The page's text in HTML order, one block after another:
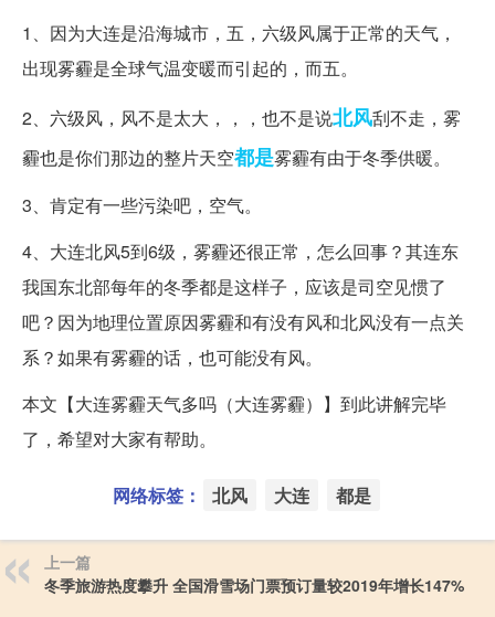
1、因为大连是沿海城市，五，六级风属于正常的天气，
出现雾霾是全球气温变暖而引起的，而五。
2、六级风，风不是太大，，，也不是说北风刮不走，雾
霾也是你们那边的整片天空都是雾霾有由于冬季供暖。
3、肯定有一些污染吧，空气。
4、大连北风5到6级，雾霾还很正常，怎么回事？其连东
我国东北部每年的冬季都是这样子，应该是司空见惯了
吧？因为地理位置原因雾霾和有没有风和北风没有一点关
系？如果有雾霾的话，也可能没有风。
本文【大连雾霾天气多吗（大连雾霾）】到此讲解完毕
了，希望对大家有帮助。
网络标签： 北风 大连 都是
上一篇
冬季旅游热度攀升 全国滑雪场门票预订量较2019年增长147%